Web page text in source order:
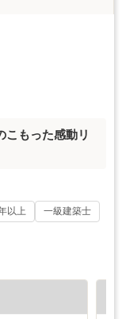
こもった感動リ
以上
一級建築士